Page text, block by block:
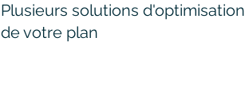
Plusieurs solutions d'optimisation
de votre plan